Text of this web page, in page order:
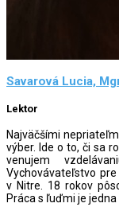
Savarová Lucia,
Lektor
Najväčšími
výber. Ide o to, či sa
venujem
Vychovávateľstvo
v Nitre. 18 rokov
Práca s ľuďmi je jedna